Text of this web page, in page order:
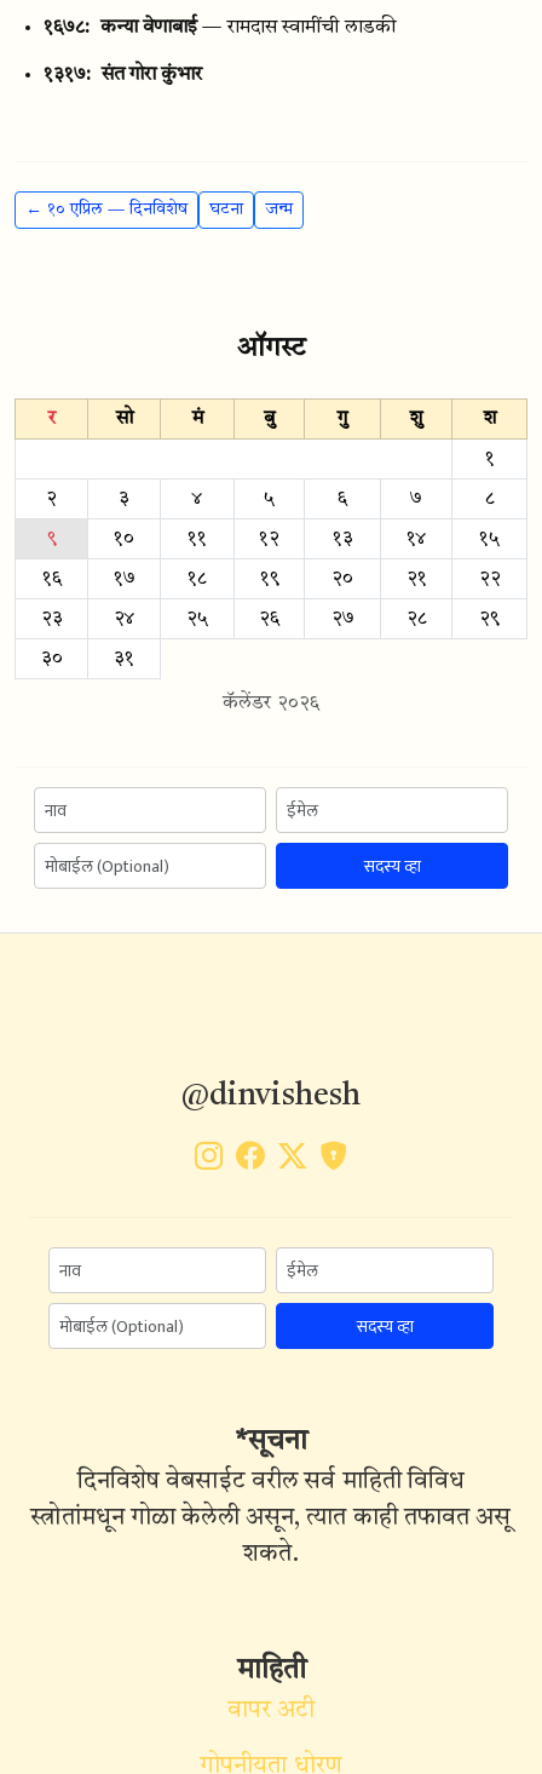
१६७८: कन्या वेणाबाई — रामदास स्वामींची लाडकी
१३१७: संत गोरा कुंभार
← १० एप्रिल — दिनविशेष घटना जन्म
ऑगस्ट
र सो मं बु गु शु श
१
२ ३ ४ ५ ६ ७ ८
९ १० ११ १२ १३ १४ १५
१६ १७ १८ १९ २० २१ २२
२३ २४ २५ २६ २७ २८ २९
३० ३१
कॅलेंडर २०२६
सदस्य व्हा
@dinvishesh
सदस्य व्हा
*सूचना
दिनविशेष वेबसाईट वरील सर्व माहिती विविध
स्त्रोतांमधून गोळा केलेली असून, त्यात काही तफावत असू
शकते.
माहिती
वापर अटी
गोपनीयता धोरण